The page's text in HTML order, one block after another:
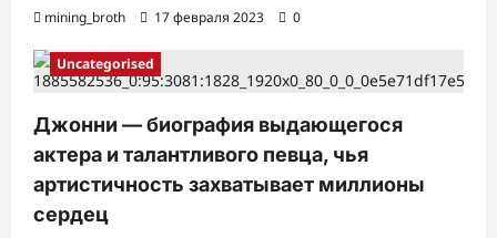
mining_broth 17 февраля 2023 0
Uncategorised
Джонни — биография выдающегося
актера и талантливого певца, чья
артистичность захватывает миллионы
сердец